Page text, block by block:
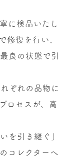
に検品いたし
修復を行い、
良の状態で引
ぞれの品物に
ロセスが、高
を引き継ぐ」
コレクターへ